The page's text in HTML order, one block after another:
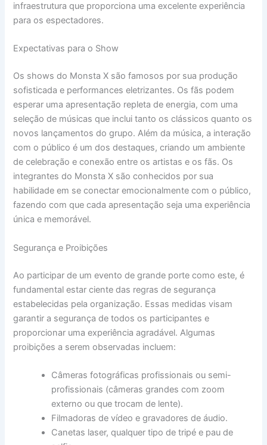
infraestrutura que proporciona uma excelente experiência
para os espectadores.
Expectativas para o Show
Os shows do Monsta X são famosos por sua produção
sofisticada e performances eletrizantes. Os fãs podem
esperar uma apresentação repleta de energia, com uma
seleção de músicas que inclui tanto os clássicos quanto os
novos lançamentos do grupo. Além da música, a interação
com o público é um dos destaques, criando um ambiente
de celebração e conexão entre os artistas e os fãs. Os
integrantes do Monsta X são conhecidos por sua
habilidade em se conectar emocionalmente com o público,
fazendo com que cada apresentação seja uma experiência
única e memorável.
Segurança e Proibições
Ao participar de um evento de grande porte como este, é
fundamental estar ciente das regras de segurança
estabelecidas pela organização. Essas medidas visam
garantir a segurança de todos os participantes e
proporcionar uma experiência agradável. Algumas
proibições a serem observadas incluem:
Câmeras fotográficas profissionais ou semi-
profissionais (câmeras grandes com zoom
externo ou que trocam de lente).
Filmadoras de vídeo e gravadores de áudio.
Canetas laser, qualquer tipo de tripé e pau de